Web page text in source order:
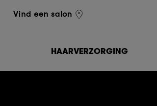
Vind een salon
L'Oréal Professionnel
HAARVERZORGING